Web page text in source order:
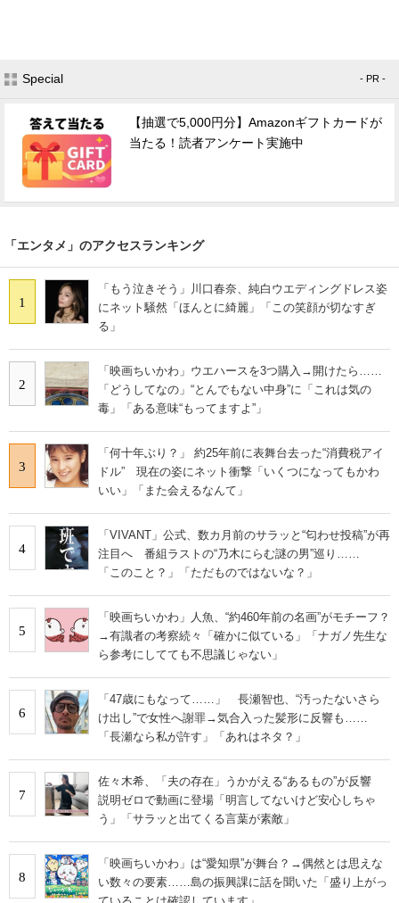
Special - PR -
【抽選で5,000円分】Amazonギフトカードが
当たる！読者アンケート実施中
「エンタメ」のアクセスランキング
1
「もう泣きそう」川口春奈、純白ウエディングドレス姿
にネット騒然「ほんとに綺麗」「この笑顔が切なすぎ
る」
2
「映画ちいかわ」ウエハースを3つ購入→開けたら……
「どうしてなの」“とんでもない中身”に「これは気の
毒」「ある意味“もってますよ”」
3
「何十年ぶり？」 約25年前に表舞台去った“消費税アイ
ドル” 現在の姿にネット衝撃「いくつになってもかわ
いい」「また会えるなんて」
4
「VIVANT」公式、数カ月前のサラッと“匂わせ投稿”が再
注目へ 番組ラストの“乃木にらむ謎の男”巡り……
「このこと？」「ただものではないな？」
5
「映画ちいかわ」人魚、“約460年前の名画”がモチーフ？
→有識者の考察続々「確かに似ている」「ナガノ先生な
ら参考にしてても不思議じゃない」
6
「47歳にもなって……」 長瀬智也、“汚ったないさら
け出し”で女性へ謝罪→気合入った髪形に反響も……
「長瀬なら私が許す」「あれはネタ？」
7
佐々木希、「夫の存在」うかがえる“あるもの”が反響
説明ゼロで動画に登場「明言してないけど安心しちゃ
う」「サラッと出てくる言葉が素敵」
8
「映画ちいかわ」は“愛知県”が舞台？→偶然とは思えな
い数々の要素……島の振興課に話を聞いた「盛り上がっ